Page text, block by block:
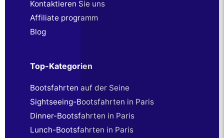
Kontaktieren Sie uns
Affiliate programm
Blog
Top-Kategorien
Bootsfahrten auf der Seine
Sightseeing-Bootsfahrten in Paris
Dinner-Bootsfahrten in Paris
Lunch-Bootsfahrten in Paris